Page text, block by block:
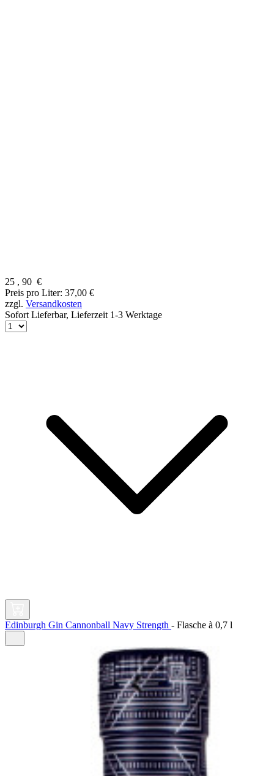
25 , 90 €
Preis pro Liter: 37,00 €
zzgl. Versandkosten
Sofort Lieferbar, Lieferzeit 1-3 Werktage
Edinburgh Gin Cannonball Navy Strength - Flasche à 0,7 l